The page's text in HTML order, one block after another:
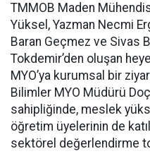
TMMOB Maden
Yüksel, Yazman Necmi
Baran Geçmez ve Sivas
Tokdemir’den oluşan
MYO’ya kurumsal bir
Bilimler MYO Müdürü
sahipliğinde, meslek
öğretim üyelerinin de
sektörel değerlendirme